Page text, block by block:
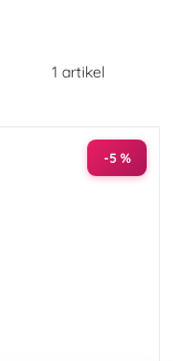
1 artikel
-5 %